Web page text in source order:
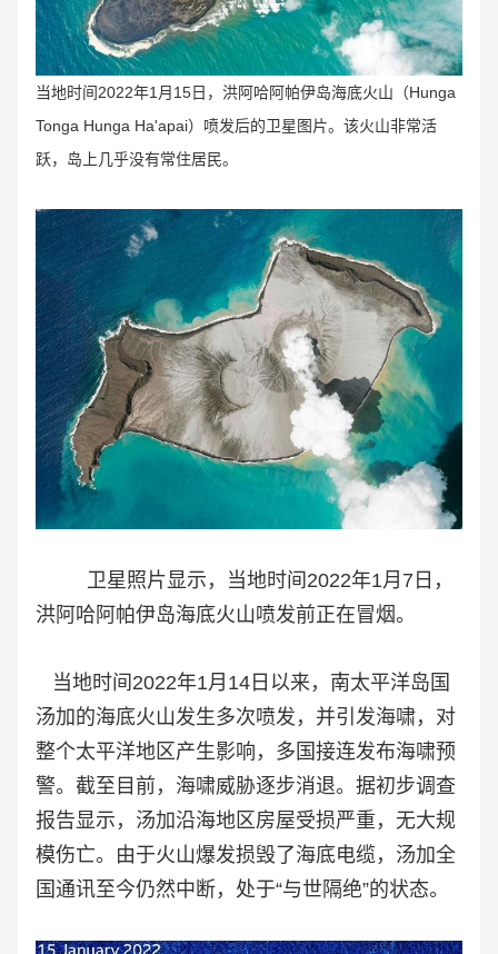
当地时间2022年1月15日，洪阿哈阿帕伊岛海底火山（Hunga
Tonga Hunga Ha'apai）喷发后的卫星图片。该火山非常活
跃，岛上几乎没有常住居民。
卫星照片显示，当地时间2022年1月7日，
洪阿哈阿帕伊岛海底火山喷发前正在冒烟。
当地时间2022年1月14日以来，南太平洋岛国
汤加的海底火山发生多次喷发，并引发海啸，对
整个太平洋地区产生影响，多国接连发布海啸预
警。截至目前，海啸威胁逐步消退。据初步调查
报告显示，汤加沿海地区房屋受损严重，无大规
模伤亡。由于火山爆发损毁了海底电缆，汤加全
国通讯至今仍然中断，处于“与世隔绝”的状态。